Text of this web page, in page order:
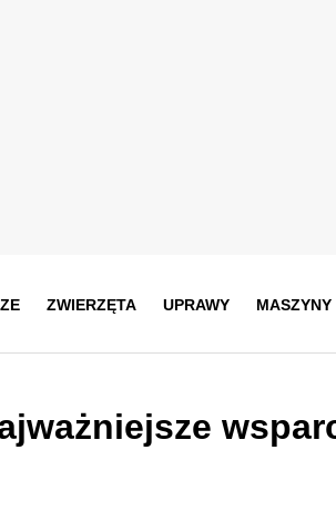
ZWIERZĘTA UPRAWY MASZYNY